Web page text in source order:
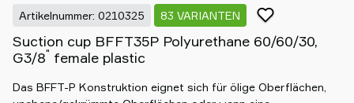
Artikelnummer: 0210325 83 VARIANTEN
Suction cup BFFT35P Polyurethane 60/60/30,
G3/8" female plastic
Das BFFT-P Konstruktion eignet sich für ölige Oberflächen,